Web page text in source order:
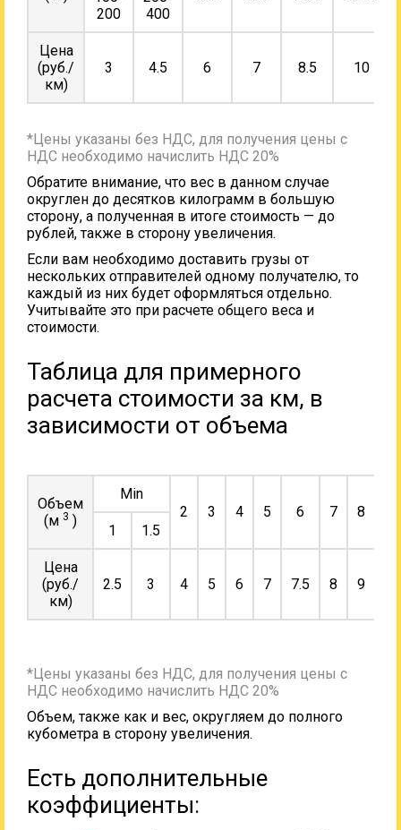
200
400
Цена
(руб./
км)
3 4.5 6 7 8.5 10
*Цены указаны без НДС, для получения цены с
НДС необходимо начислить НДС 20%
Обратите внимание, что вес в данном случае
округлен до десятков килограмм в большую
сторону, а полученная в итоге стоимость — до
рублей, также в сторону увеличения.
Если вам необходимо доставить грузы от
нескольких отправителей одному получателю, то
каждый из них будет оформляться отдельно.
Учитывайте это при расчете общего веса и
стоимости.
Таблица для примерного
расчета стоимости за км, в
зависимости от объема
Объем
(м 3 )
Min
2
3 4 5 6 7 8
1
1.5
Цена
(руб./
км)
2.5 3 4 5 6 7 7.5 8 9
*Цены указаны без НДС, для получения цены с
НДС необходимо начислить НДС 20%
Объем, также как и вес, округляем до полного
кубометра в сторону увеличения.
Есть дополнительные
коэффициенты: